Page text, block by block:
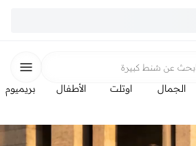
ابحث عن شنط كبيرة
الجمال اوتلت الأطفال بريميوم